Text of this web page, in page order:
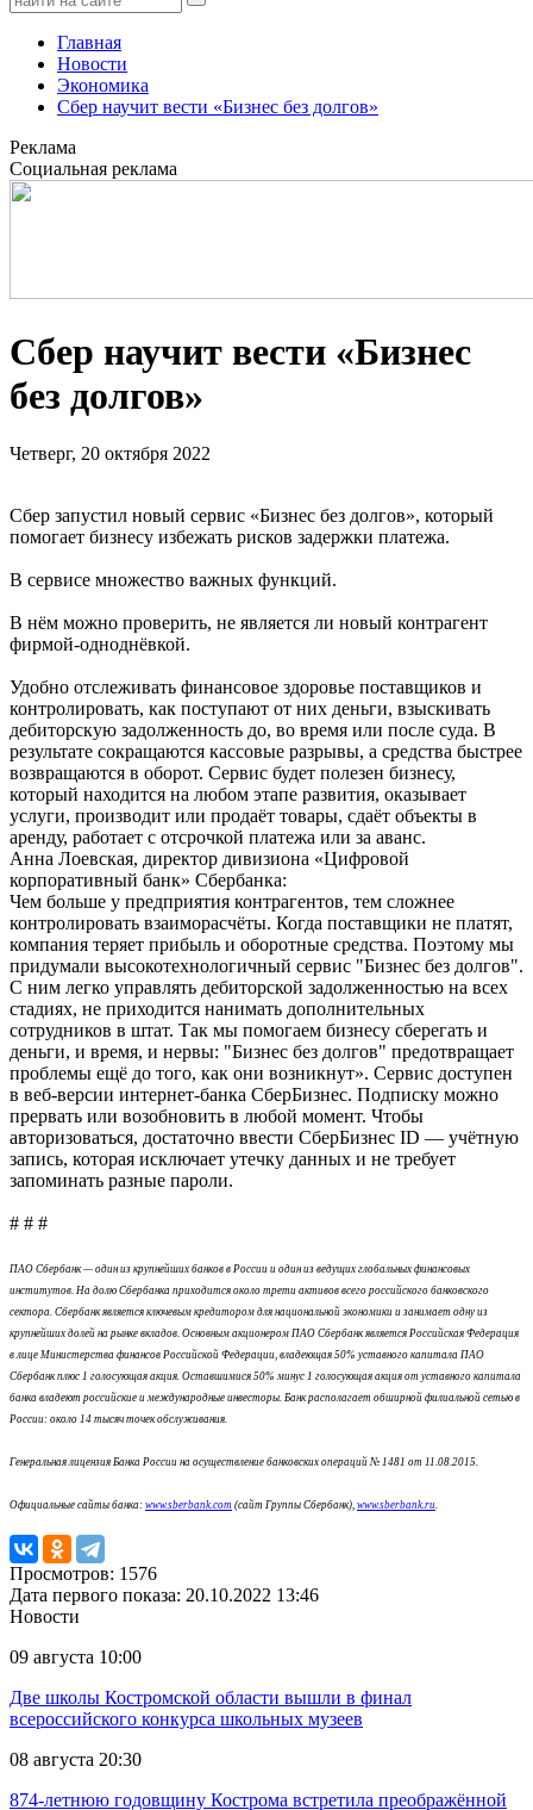
Главная
Новости
Экономика
Сбер научит вести «Бизнес без долгов»
Реклама
Социальная реклама
Сбер научит вести «Бизнес
без долгов»
Четверг, 20 октября 2022
Сбер запустил новый сервис «Бизнес без долгов», который
помогает бизнесу избежать рисков задержки платежа.
В сервисе множество важных функций.
В нём можно проверить, не является ли новый контрагент
фирмой-одноднёвкой.
Удобно отслеживать финансовое здоровье поставщиков и
контролировать, как поступают от них деньги, взыскивать
дебиторскую задолженность до, во время или после суда. В
результате сокращаются кассовые разрывы, а средства быстрее
возвращаются в оборот. Сервис будет полезен бизнесу,
который находится на любом этапе развития, оказывает
услуги, производит или продаёт товары, сдаёт объекты в
аренду, работает с отсрочкой платежа или за аванс.
Анна Лоевская, директор дивизиона «Цифровой
корпоративный банк» Сбербанка:
Чем больше у предприятия контрагентов, тем сложнее
контролировать взаиморасчёты. Когда поставщики не платят,
компания теряет прибыль и оборотные средства. Поэтому мы
придумали высокотехнологичный сервис "Бизнес без долгов".
С ним легко управлять дебиторской задолженностью на всех
стадиях, не приходится нанимать дополнительных
сотрудников в штат. Так мы помогаем бизнесу сберегать и
деньги, и время, и нервы: "Бизнес без долгов" предотвращает
проблемы ещё до того, как они возникнут». Сервис доступен
в веб-версии интернет-банка СберБизнес. Подписку можно
прервать или возобновить в любой момент. Чтобы
авторизоваться, достаточно ввести СберБизнес ID — учётную
запись, которая исключает утечку данных и не требует
запоминать разные пароли.
# # #
ПАО Сбербанк — один из крупнейших банков в России и один из ведущих глобальных финансовых
институтов. На долю Сбербанка приходится около трети активов всего российского банковского
сектора. Сбербанк является ключевым кредитором для национальной экономики и занимает одну из
крупнейших долей на рынке вкладов. Основным акционером ПАО Сбербанк является Российская Федерация
в лице Министерства финансов Российской Федерации, владеющая 50% уставного капитала ПАО
Сбербанк плюс 1 голосующая акция. Оставшимися 50% минус 1 голосующая акция от уставного капитала
банка владеют российские и международные инвесторы. Банк располагает обширной филиальной сетью в
России: около 14 тысяч точек обслуживания.
Генеральная лицензия Банка России на осуществление банковских операций № 1481 от 11.08.2015.
Официальные сайты банка: www.sberbank.com (сайт Группы Сбербанк), www.sberbank.ru.
Просмотров: 1576
Дата первого показа: 20.10.2022 13:46
Новости
09 августа 10:00
Две школы Костромской области вышли в финал
всероссийского конкурса школьных музеев
08 августа 20:30
874-летнюю годовщину Кострома встретила преображённой